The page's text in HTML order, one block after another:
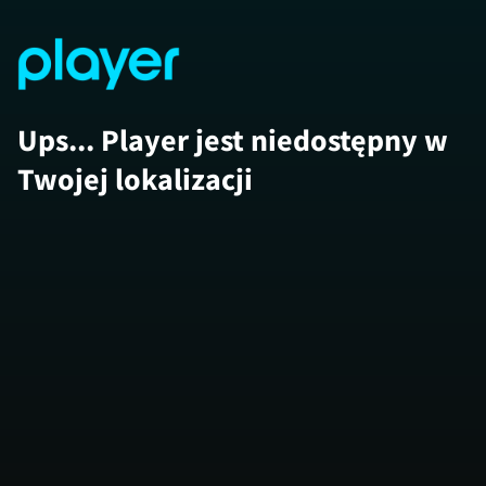
Ups... Player jest niedostępny w
Twojej lokalizacji